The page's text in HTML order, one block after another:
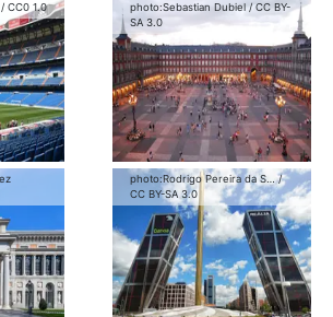
/ CC0 1.0 photo:Sebastian Dubiel /CC BY-
SA 3.0
photo:Rodrigo Pereira da S… /
CC BY-SA 3.0